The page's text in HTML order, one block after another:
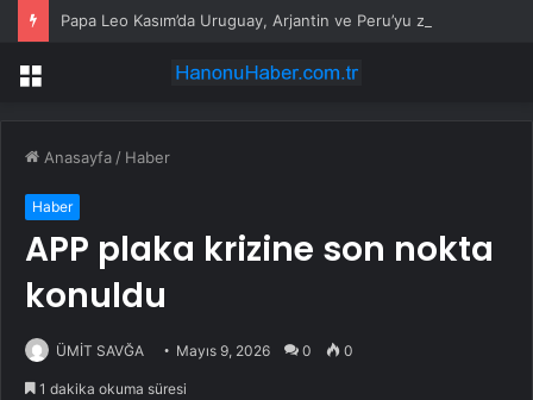
Menü
Anasayfa / Haber
Haber
APP plaka krizine son nokta
konuldu
ÜMİT SAVĞA Mayıs 9, 2026 0 0
1 dakika okuma süresi